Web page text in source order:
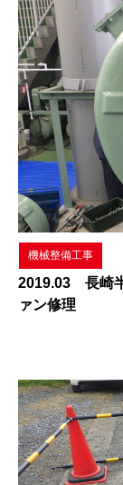
機械整備工事
2019.03 長崎
ァン修理